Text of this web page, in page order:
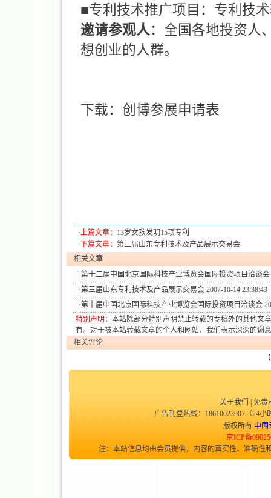
■专利技术推广项目：专利技
邀请参观人 ：全国各地投资人
想创业的人群。
下载： 创博参展申请表
·上篇文章：
13岁女孩发明15项专利
·下篇文章： 第三届山东专利技术及产品展示交易会
相关文章
·第十二届中国北京国际科技产业博览会国际投资项目洽谈会
·第三届山东专利技术及产品展示交易会 2007-10-14 23:38:43
·第十届中国北京国际科技产业博览会国际投资项目洽谈会
特别声明 ：本站除部分特别声明禁止转载的专稿外的其他文
有。对于被本站转载文章的个人和网站，我们表示深深的谢
相关评论
关于我们
免责
广告刊登热线：18610023907（24
版权所有 中国
京ICP备
注：本站信息均由会员提供，内容的真实性、准确性